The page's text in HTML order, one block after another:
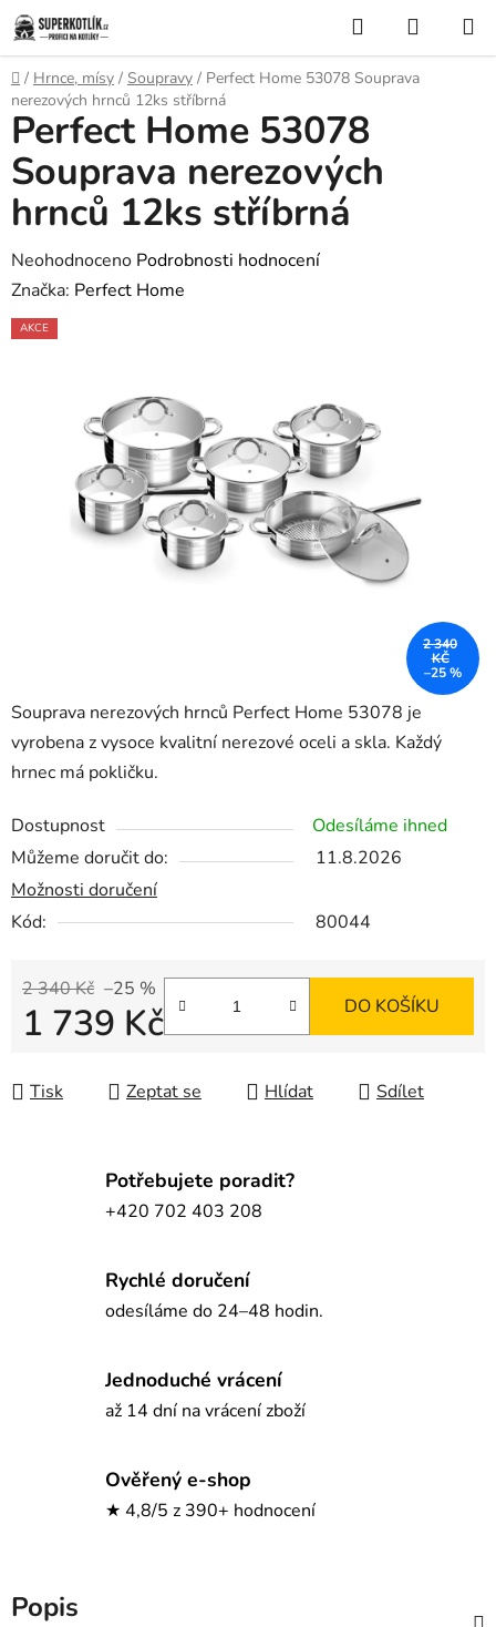
Přejít
na
obsah
Hledat
KOŠÍK
Domů
/ Hrnce, mísy / Soupravy / Perfect Home 53078 Souprava
nerezových hrnců 12ks stříbrná
Souprava nerezových hrnců Perfect Home 53078 je
vyrobena z vysoce kvalitní nerezové oceli a skla. Každý
hrnec má pokličku.
Dostupnost
Odesíláme ihned
Můžeme doručit do:
11.8.2026
Možnosti doručení
Kód:
80044
2 340 Kč –25 %
1 739 Kč DO KOŠÍKU
Tisk Zeptat se Hlídat Sdílet
Perfect Home 53078
Souprava nerezových
hrnců 12ks stříbrná
Průměrné
hodnocení
produktu
hvězdiček.
Neohodnoceno Podrobnosti hodnocení
Značka: Perfect Home
AKCE
2 340
KČ
–25 %
Potřebujete poradit?
+420 702 403 208
Rychlé doručení
odesíláme do 24–48 hodin.
Jednoduché vrácení
až 14 dní na vrácení zboží
Ověřený e-shop
★ 4,8/5 z 390+ hodnocení
Popis